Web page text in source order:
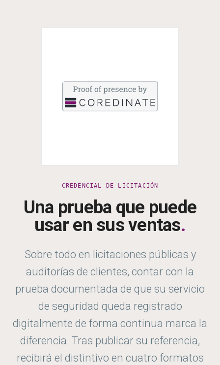
CREDENCIAL DE LICITACIÓN
Una prueba que puede
usar en sus ventas.
Sobre todo en licitaciones públicas y
auditorías de clientes, contar con la
prueba documentada de que su servicio
de seguridad queda registrado
digitalmente de forma continua marca la
diferencia. Tras publicar su referencia,
recibirá el distintivo en cuatro formatos